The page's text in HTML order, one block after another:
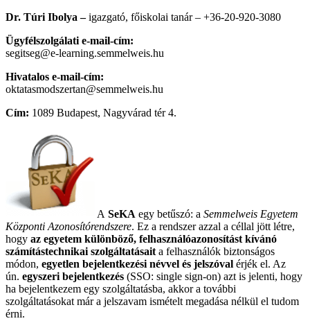
Dr. Túri Ibolya –igazgató, főiskolai tanár – +36-20-920-3080
Ügyfélszolgálati e-mail-cím:
segitseg@e-learning.semmelweis.hu
Hivatalos e-mail-cím:
oktatasmodszertan@semmelweis.hu
Cím: 1089 Budapest, Nagyvárad tér 4.
A SeKA egy betűszó: a Semmelweis Egyetem
Központi Azonosítórendszere. Ez a rendszer azzal a céllal jött létre,
hogy az egyetem különböző, felhasználóazonosítást kívánó
számítástechnikai szolgáltatásait a felhasználók biztonságos
módon, egyetlen bejelentkezési névvel és jelszóval érjék el. Az
ún. egyszeri bejelentkezés (SSO: single sign-on) azt is jelenti, hogy
ha bejelentkezem egy szolgáltatásba, akkor a további
szolgáltatásokat már a jelszavam ismételt megadása nélkül el tudom
érni.